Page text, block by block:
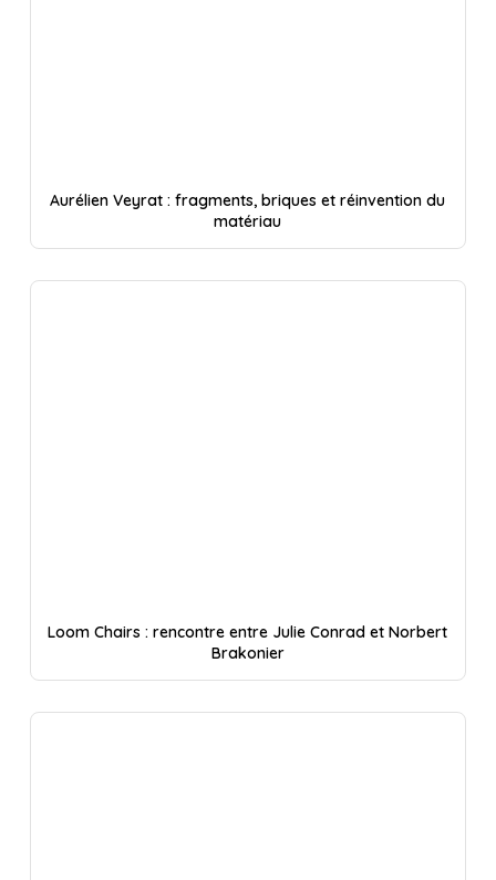
Aurélien Veyrat : fragments, briques et réinvention du
matériau
Loom Chairs : rencontre entre Julie Conrad et Norbert
Brakonier